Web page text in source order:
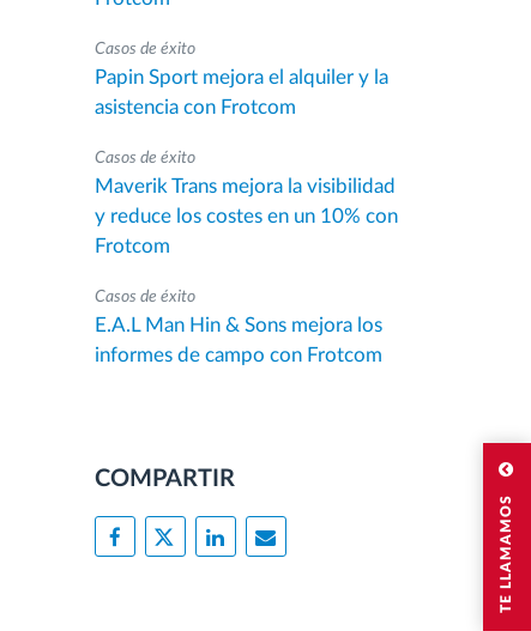
TE LLAMAMOS
Casos de éxito
Papin Sport mejora el alquiler y la
asistencia con Frotcom
Casos de éxito
Maverik Trans mejora la visibilidad
y reduce los costes en un 10% con
Frotcom
Casos de éxito
E.A.L Man Hin & Sons mejora los
informes de campo con Frotcom
COMPARTIR